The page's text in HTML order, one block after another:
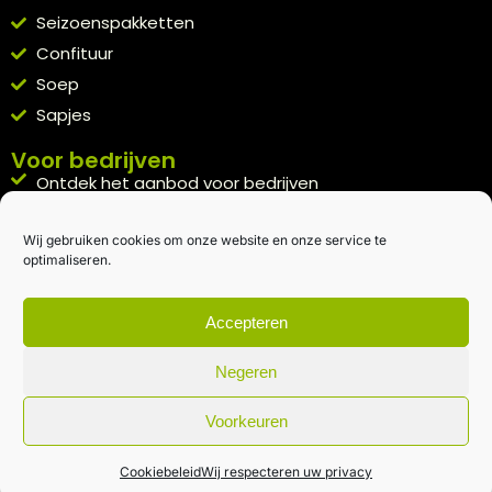
Wij gebruiken cookies om onze website en onze service te
optimaliseren.
Accepteren
Negeren
Voorkeuren
CookiebeleidWij respecteren uw privacy
Seizoenspakketten
Confituur
Soep
Sapjes
Voor bedrijven
Ontdek het aanbod voor bedrijven
Kennismakingspakket aanvragen
Blijft op de hoogte
Rechtstreeks van het veld naar je inbox.
Inschrijven nieuwsbrief
Algemene voorwaarden|Privacybeleid| gemaakt met door
creativitijd